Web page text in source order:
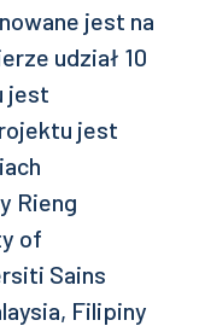
jest na
udział 10
jest
jest
Rieng
of
Sains
Filipiny